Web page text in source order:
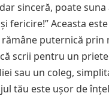
sinceră, poate suna
fericire!” Aceasta
rămâne puternică prin
că scrii pentru un
sau un coleg,
tău este ușor de